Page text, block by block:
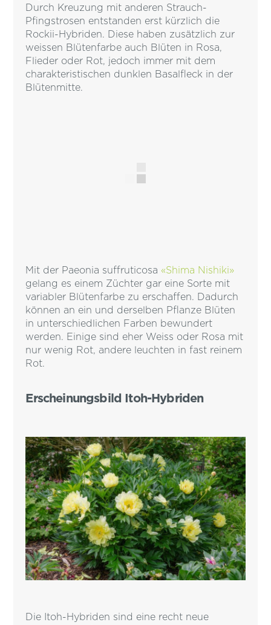
Durch Kreuzung mit anderen Strauch-
Pfingstrosen entstanden erst kürzlich die
Rockii-Hybriden. Diese haben zusätzlich zur
weissen Blütenfarbe auch Blüten in Rosa,
Flieder oder Rot, jedoch immer mit dem
charakteristischen dunklen Basalfleck in der
Blütenmitte.
Mit der Paeonia suffruticosa «Shima Nishiki»
gelang es einem Züchter gar eine Sorte mit
variabler Blütenfarbe zu erschaffen. Dadurch
können an ein und derselben Pflanze Blüten
in unterschiedlichen Farben bewundert
werden. Einige sind eher Weiss oder Rosa mit
nur wenig Rot, andere leuchten in fast reinem
Rot.
Erscheinungsbild Itoh-Hybriden
Die Itoh-Hybriden sind eine recht neue